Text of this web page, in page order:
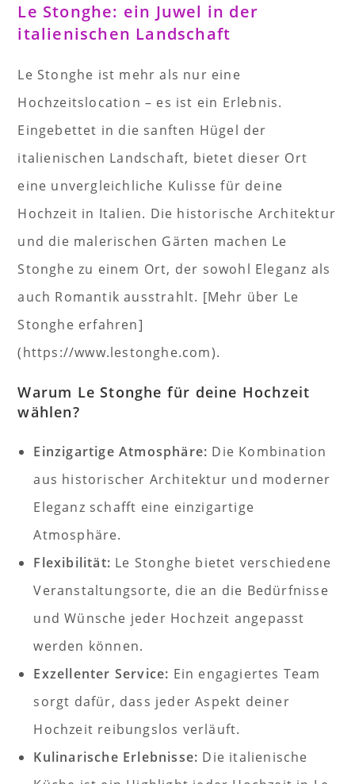
Le Stonghe: ein Juwel in der
italienischen Landschaft
Le Stonghe ist mehr als nur eine
Hochzeitslocation – es ist ein Erlebnis.
Eingebettet in die sanften Hügel der
italienischen Landschaft, bietet dieser Ort
eine unvergleichliche Kulisse für deine
Hochzeit in Italien. Die historische Architektur
und die malerischen Gärten machen Le
Stonghe zu einem Ort, der sowohl Eleganz als
auch Romantik ausstrahlt. [Mehr über Le
Stonghe erfahren]
(https://www.lestonghe.com).
Warum Le Stonghe für deine Hochzeit
wählen?
Einzigartige Atmosphäre: Die Kombination
aus historischer Architektur und moderner
Eleganz schafft eine einzigartige
Atmosphäre.
Flexibilität: Le Stonghe bietet verschiedene
Veranstaltungsorte, die an die Bedürfnisse
und Wünsche jeder Hochzeit angepasst
werden können.
Exzellenter Service: Ein engagiertes Team
sorgt dafür, dass jeder Aspekt deiner
Hochzeit reibungslos verläuft.
Kulinarische Erlebnisse: Die italienische